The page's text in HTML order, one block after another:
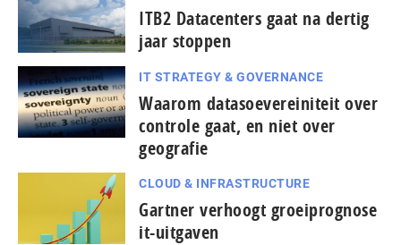
ITB2 Datacenters gaat na dertig
jaar stoppen
IT STRATEGY & GOVERNANCE
Waarom datasoevereiniteit over
controle gaat, en niet over
geografie
CLOUD & INFRASTRUCTURE
Gartner verhoogt groeiprognose
it-uitgaven